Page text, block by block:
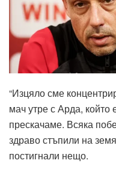
“Изцяло сме
мач утре с Арда,
прескачаме. Всяка
здраво стъпили на
постигнали нещо.